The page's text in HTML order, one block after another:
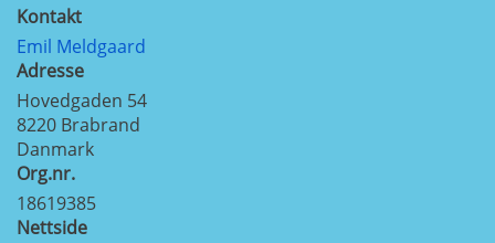
Kontakt
Emil Meldgaard
Adresse
Hovedgaden 54
8220 Brabrand
Danmark
Org.nr.
18619385
Nettside